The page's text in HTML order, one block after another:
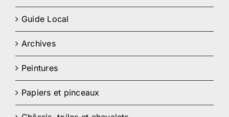
Guide Local
Archives
Peintures
Papiers et pinceaux